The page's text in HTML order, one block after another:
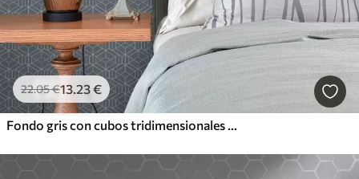
22.05€13.23€
Fondo gris con cubos tridimensionales blancos en una cuadrícula